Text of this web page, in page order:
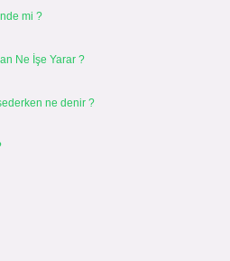
mi ?
Ne İşe Yarar ?
ne denir ?